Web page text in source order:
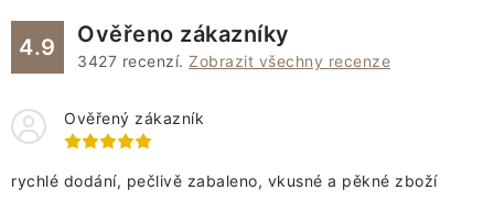
4.9 Ověřeno zákazníky
3427 recenzí. Zobrazit všechny recenze
Ověřený zákazník
rychlé dodání, pečlivě zabaleno, vkusné a pěkné zboží